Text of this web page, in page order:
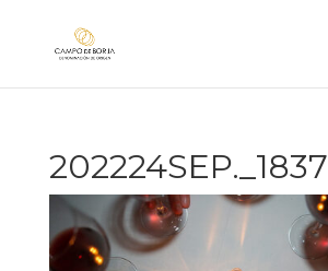
202224SEP._1837